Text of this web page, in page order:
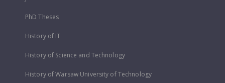
PhD Theses
History of IT
History of Science and Technology
History of Warsaw University of Technology